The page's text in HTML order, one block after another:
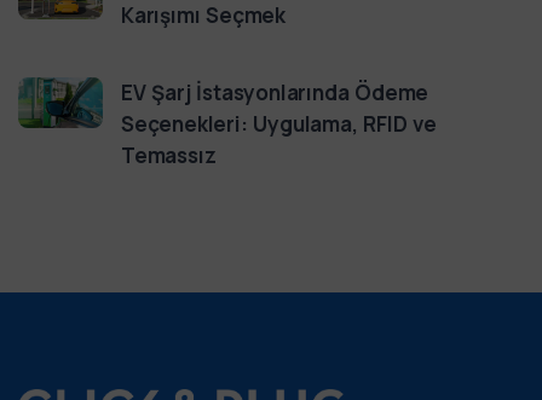
Karışımı Seçmek
EV Şarj İstasyonlarında Ödeme
Seçenekleri: Uygulama, RFID ve
Temassız